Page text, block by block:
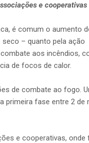
e cooperativas
é comum o aumento
– quanto pela ação
aos incêndios,
de focos de calor.
de combate ao fogo.
primeira fase entre 2 de
e cooperativas, onde